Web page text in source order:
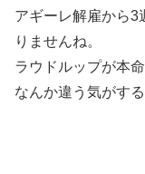
アギーレ解雇から3
りませんね。
ラウドルップが本
なんか違う気がする